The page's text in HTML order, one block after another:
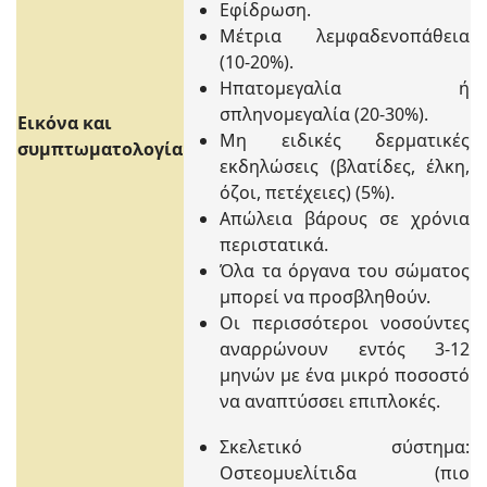
Εικόνα και
συμπτωματολογία
Εφίδρωση.
Μέτρια λεμφαδενοπάθεια
(10-20%).
Ηπατομεγαλία ή
σπληνομεγαλία (20-30%).
Μη ειδικές δερματικές
εκδηλώσεις (βλατίδες, έλκη,
όζοι, πετέχειες) (5%).
Απώλεια βάρους σε χρόνια
περιστατικά.
Όλα τα όργανα του σώματος
μπορεί να προσβληθούν.
Οι περισσότεροι νοσούντες
αναρρώνουν εντός 3-12
μηνών με ένα μικρό ποσοστό
να αναπτύσσει επιπλοκές.
Σκελετικό σύστημα:
Οστεομυελίτιδα (πιο